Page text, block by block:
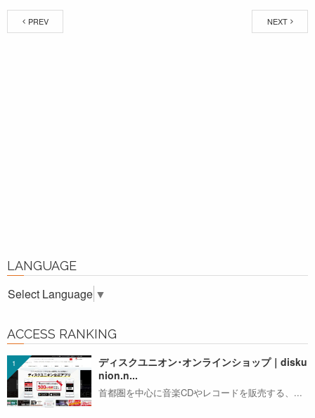
PREV NEXT
LANGUAGE
Select Language ▼
ACCESS RANKING
ディスクユニオン･オンラインショップ｜disku
nion.n...
首都圏を中心に音楽CDやレコードを販売する、...